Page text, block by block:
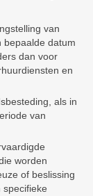
van
bepaalde datum
dan voor
en
als in
van
worden
of beslissing